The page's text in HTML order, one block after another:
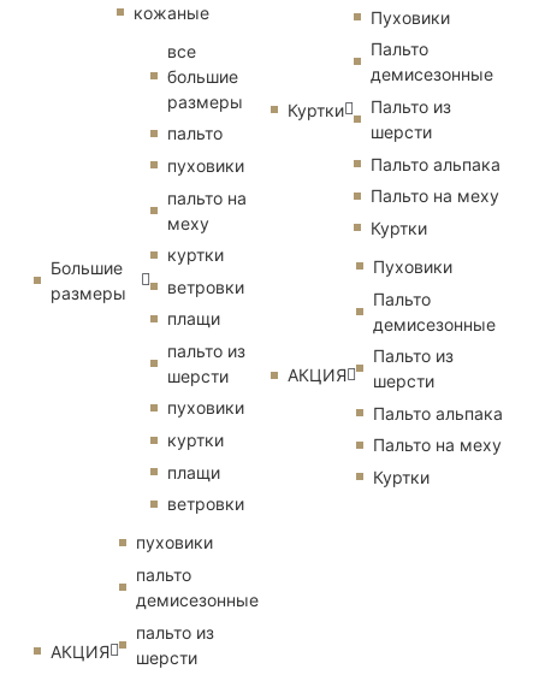
кожаные
Большие
размеры
все
большие
размеры
пальто
пуховики
пальто на
меху
куртки
ветровки
плащи
пальто из
шерсти
пуховики
куртки
плащи
ветровки
АКЦИЯ
пуховики
пальто
демисезонные
пальто из
шерсти
Куртки
Пуховики
Пальто
демисезонные
Пальто из
шерсти
Пальто альпака
Пальто на меху
Куртки
АКЦИЯ
Пуховики
Пальто
демисезонные
Пальто из
шерсти
Пальто альпака
Пальто на меху
Куртки